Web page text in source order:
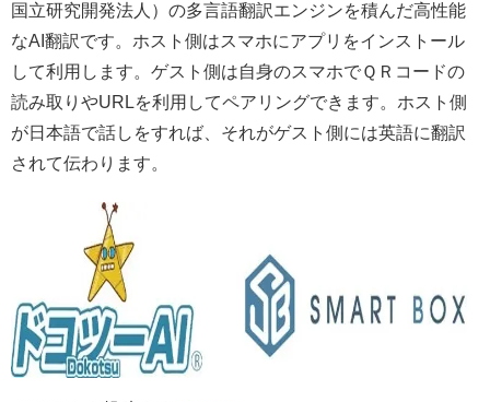
国立研究開発法人）の多言語翻訳エンジンを積んだ高性能
なAI翻訳です。ホスト側はスマホにアプリをインストール
して利用します。ゲスト側は自身のスマホでＱＲコードの
読み取りやURLを利用してペアリングできます。ホスト側
が日本語で話しをすれば、それがゲスト側には英語に翻訳
されて伝わります。